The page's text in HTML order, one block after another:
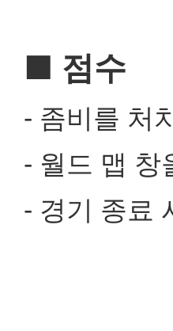
■ 점수
- 좀비를 처
- 월드 맵 창
- 경기 종료